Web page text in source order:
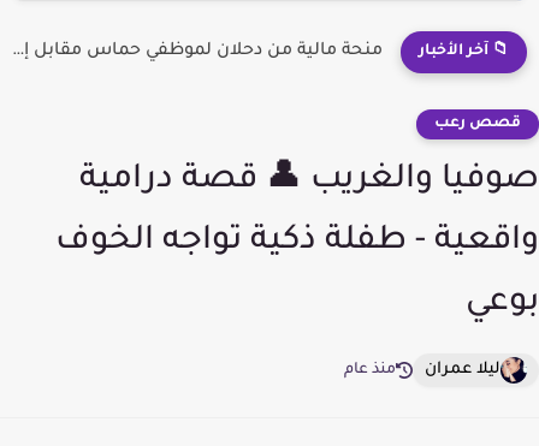
📁 آخر الأخبار منحة مالية من دحلان لموظفي حماس مقابل إلقاء السلاح؟
قصص رعب
صوفيا والغريب 👤 قصة درامية
واقعية - طفلة ذكية تواجه الخوف
بوعي
ليلا عمران منذ عام